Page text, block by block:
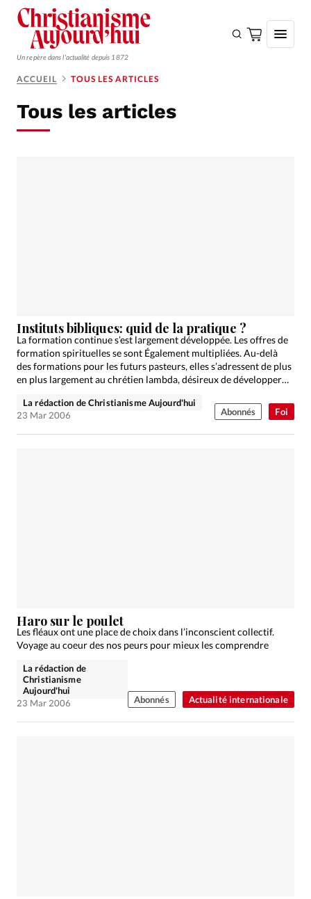
Un repère dans l'actualité depuis 1872
Monde
Devise: CHF
RUBRIQUES
Tous les articles
Actualité chrétienne
Actualité internationale
Chronique
Culture
Dossier
Génération réveil
Monde
ACCUEIL TOUS LES ARTICLES
Tous les articles
Foi
Instituts bibliques: quid de la pratique ?
La formation continue s’est largement développée. Les offres de
formation spirituelles se sont Également multipliées. Au-delà
des formations pour les futurs pasteurs, elles s’adressent de plus
en plus largement au chrétien lambda, désireux de développer…
La rédaction de Christianisme Aujourd'hui
23 Mar 2006
Abonnés
Actualité internationale
Haro sur le poulet
Les fléaux ont une place de choix dans l’inconscient collectif.
Voyage au coeur des nos peurs pour mieux les comprendre
La rédaction de
Christianisme
Aujourd'hui
23 Mar 2006
Abonnés